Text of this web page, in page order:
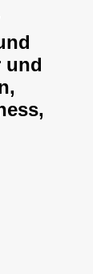
und